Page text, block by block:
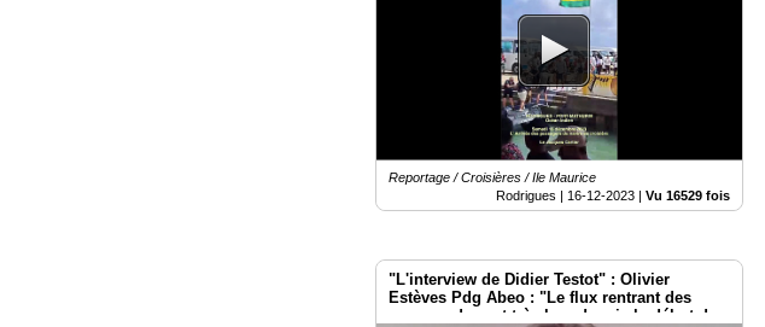
Reportage / Croisières / Ile Maurice
Rodrigues | 16-12-2023 |Vu 16529 fois
"L'interview de Didier Testot" : Olivier
Estèves Pdg Abeo : "Le flux rentrant des
commandes est très bon depuis le début de